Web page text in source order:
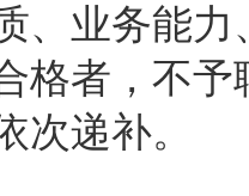
、业务能力
格者，不
次递补。